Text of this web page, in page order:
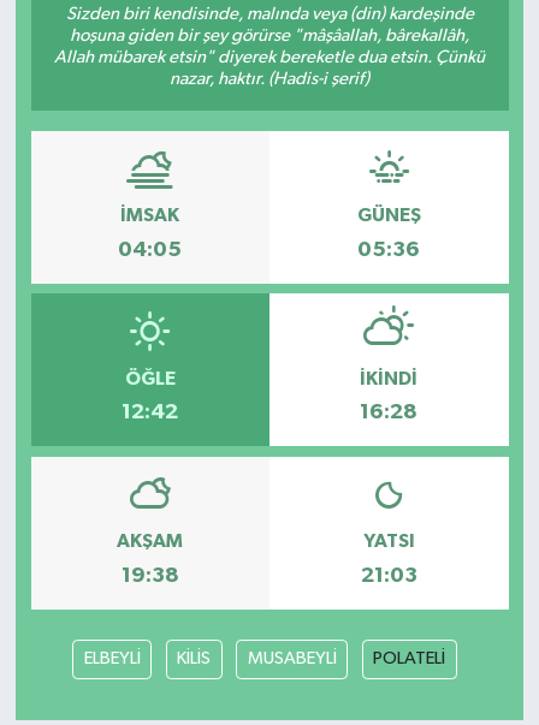
Sizden biri kendisinde, malında veya (din) kardeşinde
hoşuna giden bir şey görürse "mâşâallah, bârekallâh,
Allah mübarek etsin" diyerek bereketle dua etsin. Çünkü
nazar, haktır. (Hadis-i şerif)
İMSAK
04:05
GÜNEŞ
05:36
ÖĞLE
12:42
İKINDI
16:28
AKŞAM
19:38
YATSI
21:03
ELBEYLİ KİLİS MUSABEYLİ POLATELİ
Gündem
Kültür Sanat
Magazin
Otomobil
Politika
Sağlık
Spor
Tarım ve Ekonomi